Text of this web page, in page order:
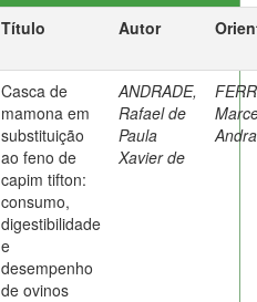
Título Autor
Casca de
mamona em
substituição
ao feno de
capim tifton:
consumo,
digestibilidade
e
desempenho
de ovinos
ANDRADE,
Rafael de
Paula
Xavier de